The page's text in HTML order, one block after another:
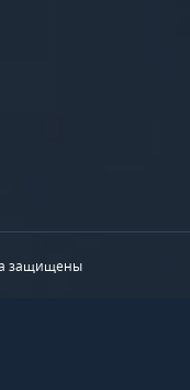
защищены